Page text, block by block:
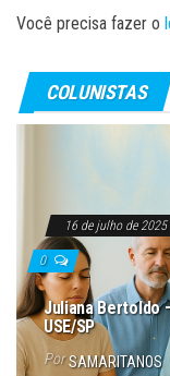
Você precisa fazer o
COLUNISTAS
16 de julho de 2025
0
Juliana Bertoldo
USE/SP
Por SAMARITANOS